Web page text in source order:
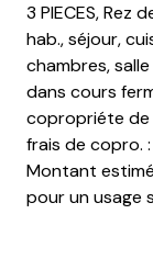
3 PIECES, Rez
hab., séjour,
chambres,
dans cours
copropriéte de
frais de copro.
Montant
pour un usage